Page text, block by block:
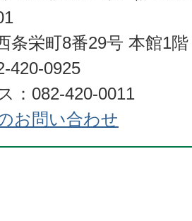
条栄町8番29号 本館1階
420-0925
：082-420-0011
お問い合わせ